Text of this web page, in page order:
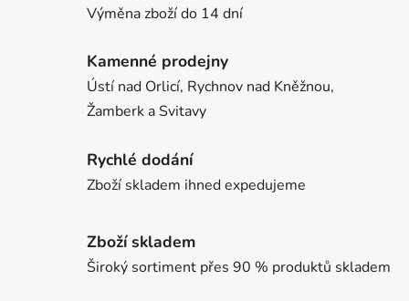
Výměna zboží do 14 dní
Kamenné prodejny
Ústí nad Orlicí, Rychnov nad Kněžnou,
Žamberk a Svitavy
Rychlé dodání
Zboží skladem ihned expedujeme
Zboží skladem
Široký sortiment přes 90 % produktů skladem